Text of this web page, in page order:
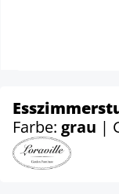
Farbe: grau |